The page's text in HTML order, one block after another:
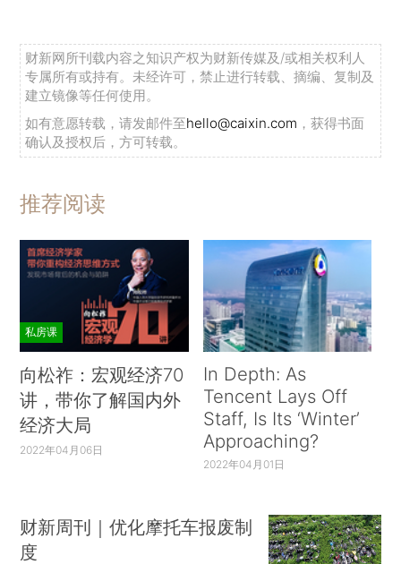
财新网所刊载内容之知识产权为财新传媒及/或相关权利人
专属所有或持有。未经许可，禁止进行转载、摘编、复制及
建立镜像等任何使用。
如有意愿转载，请发邮件至hello@caixin.com ，获得书面
确认及授权后，方可转载。
推荐阅读
私房课
向松祚：宏观经济70
讲，带你了解国内外
经济大局
2022年04月06日
In Depth: As
Tencent Lays Off
Staff, Is Its ‘Winter’
Approaching?
2022年04月01日
财新周刊｜优化摩托车报废制
度